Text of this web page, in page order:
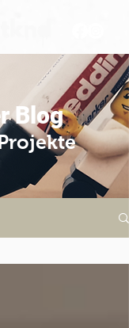
Blog